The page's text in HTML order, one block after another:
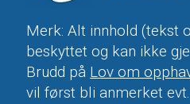
Merk: Alt innhold (tekst
beskyttet og kan ikke
Brudd på Lov om
vil først bli anmerket